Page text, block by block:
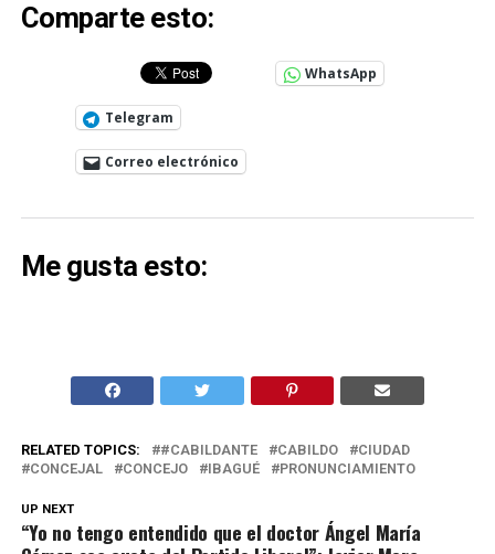
Comparte esto:
WhatsApp
Telegram
Correo electrónico
Me gusta esto:
RELATED TOPICS: #CABILDANTE CABILDO
CIUDAD
CONCEJAL
CONCEJO IBAGUÉ PRONUNCIAMIENTO
UP NEXT
“Yo no tengo entendido que el doctor Ángel María